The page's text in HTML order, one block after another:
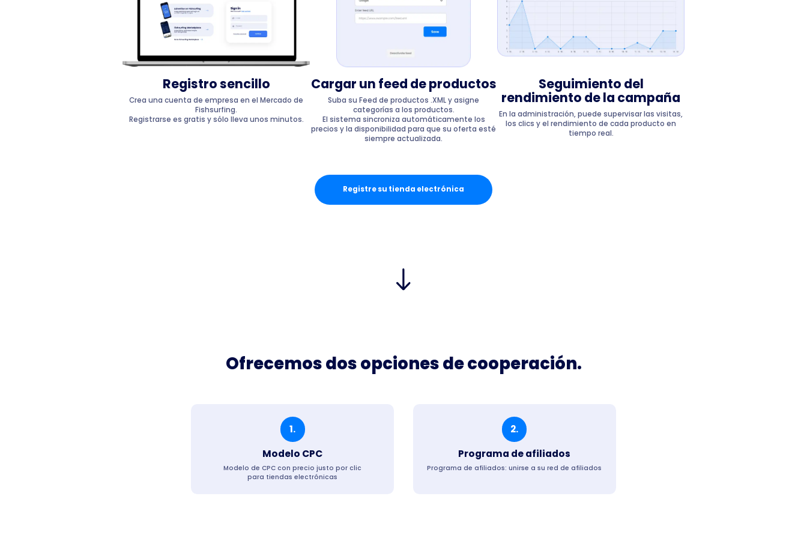
Registro sencillo
Crea una cuenta de empresa en el Mercado de
Fishsurfing.
Registrarse es gratis y sólo lleva unos minutos.
Cargar un feed de productos
Suba su Feed de productos .XML y asigne
categorías a los productos.
El sistema sincroniza automáticamente los
precios y la disponibilidad para que su oferta esté
siempre actualizada.
Seguimiento del
rendimiento de la campaña
En la administración, puede supervisar las visitas,
los clics y el rendimiento de cada producto en
tiempo real.
Registre su tienda electrónica
Ofrecemos dos opciones de cooperación.
1.
Modelo CPC
Modelo de CPC con precio justo por clic
para tiendas electrónicas
2.
Programa de afiliados
Programa de afiliados: unirse a su red de afiliados